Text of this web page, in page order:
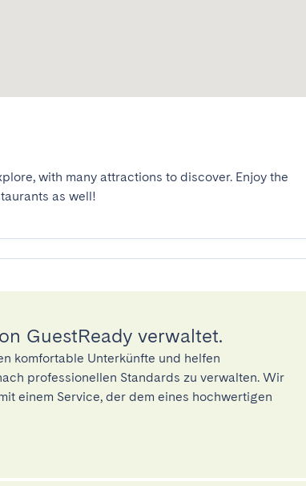
with many attractions to discover. Enjoy the
as well!
GuestReady verwaltet.
komfortable Unterkünfte und helfen
professionellen Standards zu verwalten. Wir
einem Service, der dem eines hochwertigen